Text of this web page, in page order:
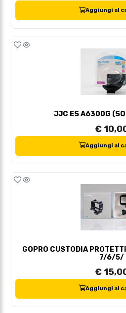
Aggiungi al
JJC ES A6300G
€
Aggiungi al
GOPRO CUSTODIA
7/6/5/
€
Aggiungi al